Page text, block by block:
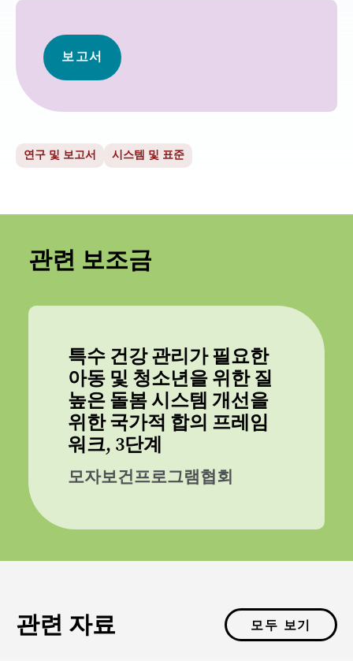
보고서
연구 및 보고서 시스템 및 표준
관련 보조금
특수 건강 관리가 필요한
아동 및 청소년을 위한 질
높은 돌봄 시스템 개선을
위한 국가적 합의 프레임
워크, 3단계
모자보건프로그램협회
관련 자료 모두 보기